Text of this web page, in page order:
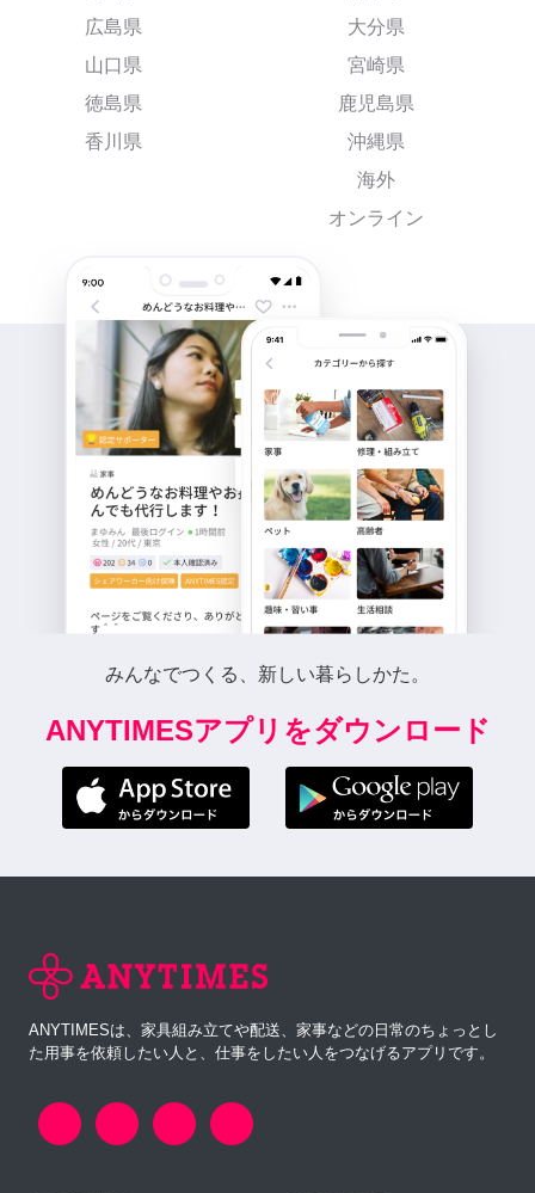
広島県
山口県
徳島県
香川県
大分県
宮崎県
鹿児島県
沖縄県
海外
オンライン
みんなでつくる、新しい暮らしかた。
ANYTIMESアプリをダウンロード
ANYTIMESは、家具組み立てや配送、家事などの日常のちょっとし
た用事を依頼したい人と、仕事をしたい人をつなげるアプリです。